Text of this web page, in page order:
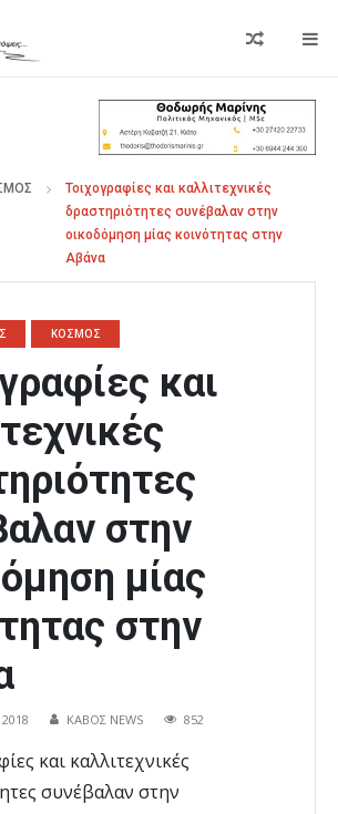
Τοιχογραφίες και καλλιτεχνικές
δραστηριότητες συνέβαλαν στην
οικοδόμηση μίας κοινότητας στην
Αβάνα
ΚΟΣΜΟΣ
και
στην
μίας
στην
ΚΑΒΟΣ NEWS 852